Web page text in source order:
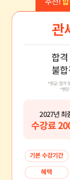
합격
불
2027년 최
수강료
기본 수강기간
혜택